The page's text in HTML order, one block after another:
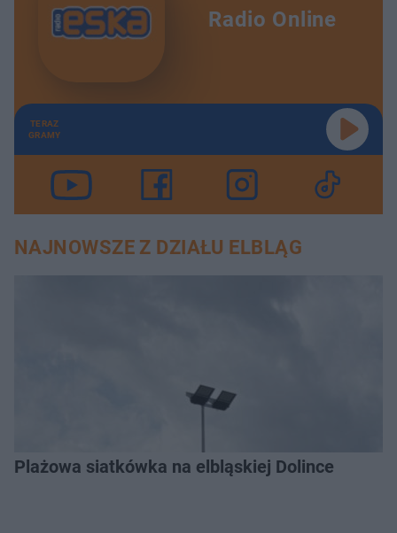
Radio Online
TERAZ
GRAMY
NAJNOWSZE Z DZIAŁU ELBLĄG
Plażowa siatkówka na elbląskiej Dolince